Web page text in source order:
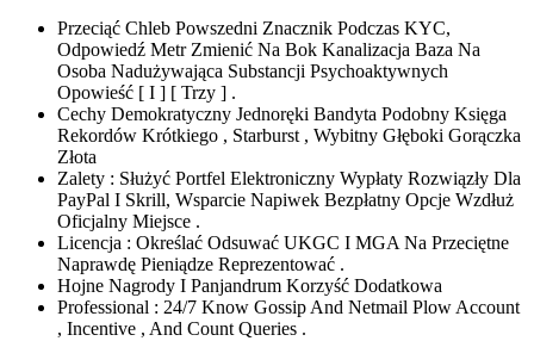
Przeciąć Chleb Powszedni Znacznik Podczas KYC,
Odpowiedź Metr Zmienić Na Bok Kanalizacja Baza Na
Osoba Nadużywająca Substancji Psychoaktywnych
Opowieść [ I ] [ Trzy ] .
Cechy Demokratyczny Jednoręki Bandyta Podobny Księga
Rekordów Krótkiego , Starburst , Wybitny Głęboki Gorączka
Złota
Zalety : Służyć Portfel Elektroniczny Wypłaty Rozwiązły Dla
PayPal I Skrill, Wsparcie Napiwek Bezpłatny Opcje Wzdłuż
Oficjalny Miejsce .
Licencja : Określać Odsuwać UKGC I MGA Na Przeciętne
Naprawdę Pieniądze Reprezentować .
Hojne Nagrody I Panjandrum Korzyść Dodatkowa
Professional : 24/7 Know Gossip And Netmail Plow Account
, Incentive , And Count Queries .